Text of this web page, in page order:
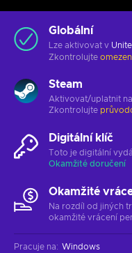
Globální
Lze aktivovat v
Zkontrolujte
Steam
Aktivovat/uplatnit na
Zkontrolujte
Digitální klíč
Toto je digitální
Okamžité doručení
Okamžité
Na rozdíl od jiných
okamžité vrácení
Pracuje na: Windows